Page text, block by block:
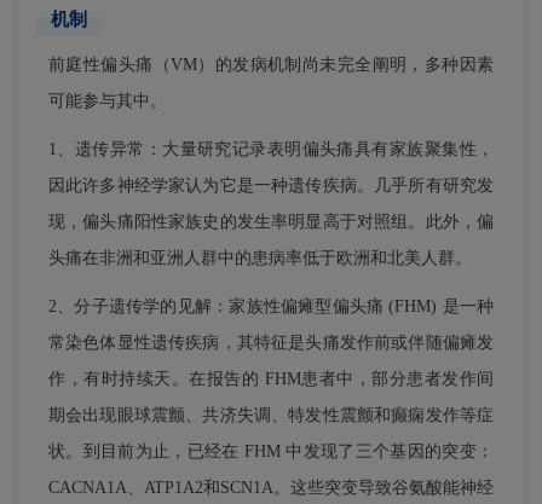
机制
前庭性偏头痛（VM）的发病机制尚未完全阐明，多种因素
可能参与其中。
1、遗传异常：大量研究记录表明偏头痛具有家族聚集性，
因此许多神经学家认为它是一种遗传疾病。几乎所有研究发
现，偏头痛阳性家族史的发生率明显高于对照组。此外，偏
头痛在非洲和亚洲人群中的患病率低于欧洲和北美人群。
2、分子遗传学的见解：家族性偏瘫型偏头痛 (FHM) 是一种
常染色体显性遗传疾病，其特征是头痛发作前或伴随偏瘫发
作，有时持续天。在报告的 FHM患者中，部分患者发作间
期会出现眼球震颤、共济失调、特发性震颤和癫痫发作等症
状。到目前为止，已经在 FHM 中发现了三个基因的突变：
CACNA1A、ATP1A2和SCN1A。这些突变导致谷氨酸能神经